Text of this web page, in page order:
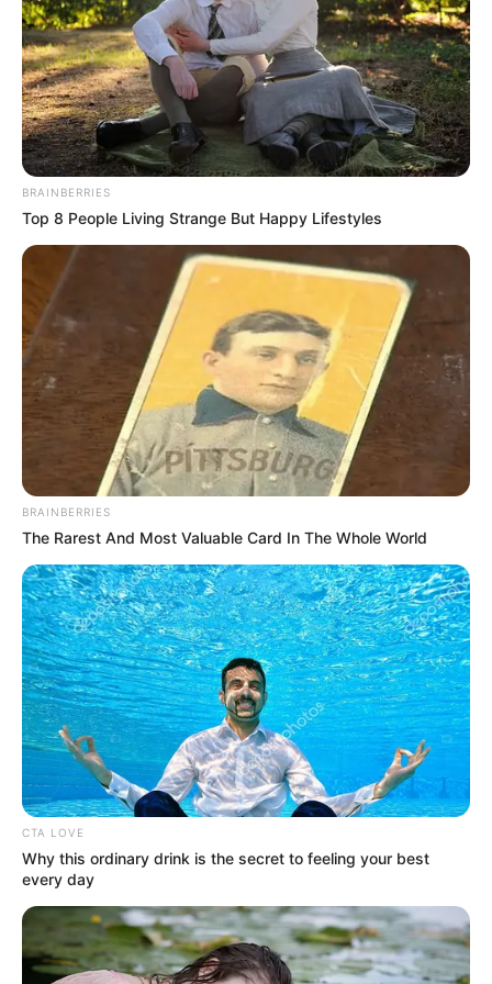
λόγω αγγούρι θεωρείται ένα από τα
εκλεκτότερα εδέσματα στην Ασία (ειδικά στην
Κίνα και στην Ιαπωνία), με σχεδόν 1.250 είδη
να συναντώνται σήμερα σε όλο τον κόσμο – το
ιαπωνικό ολοθούριο (namako) θεωρείται το
ποιοτικότερο, με την τιμή του συχνά να
αγγίζει ή να ξεπερνά και τα $3.500/κιλό.
Περιττό να αναφέρουμε πως βρίσκεται στο
μενού των πιο γκουρμέ εστιατορίων της
Ασίας αλλά και σε επιλεγμένα (κινέζικα
κυρίως) ντελικατέσεν.
Περισσότερα νέα από την Εύβοια
Βαρύ πένθος στην Εύβοια για αγαπημένο
καθηγητή
Την λένε «Κυκλάδες χωρίς πλοίο» και είναι 1
ώρα από Χαλκίδα – Υπερβολή ή όχι;
Θλίψη στην Εύβοια για γυναίκα
Ακολουθήστε το evianews.com στοGoogle
News
ΤΑ ΠΙΟ ΔΗΜΟΦΙΛΗ
BRAINBERRIES
Top 8 People Living Strange But Happy Lifestyles
BRAINBERRIES
The Rarest And Most Valuable Card In The Whole World
CTA LOVE
Why this ordinary drink is the secret to feeling your best
every day